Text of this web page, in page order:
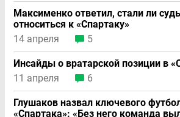
Максименко ответил, стали ли
относиться к «Спартаку»
14 апреля
5
Инсайды о вратарской позиции в
11 апреля
6
Глушаков назвал ключевого
«Спартака»: «Без него команда